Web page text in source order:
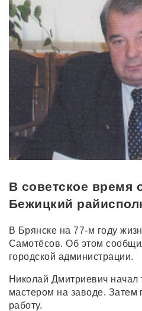
В советское время
Бежицкий
В Брянске на 77-м году
Самотёсов. Об этом
городской администрации.
Николай Дмитриевич начал
мастером на заводе.
работу.